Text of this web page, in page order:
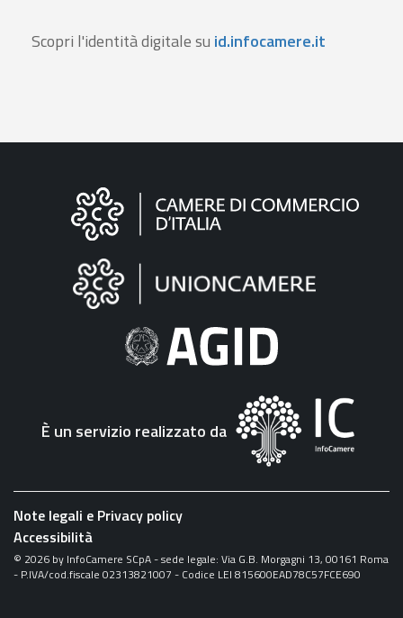
Scopri l'identità digitale su id.infocamere.it
Informazioni
"Fattura
Elettronica"
È un servizio realizzato da
Note legali e Privacy policy
Accessibilità
© 2026 by InfoCamere SCpA - sede legale: Via G.B. Morgagni 13, 00161 Roma
- P.IVA/cod.fiscale 02313821007 - Codice LEI 815600EAD78C57FCE690